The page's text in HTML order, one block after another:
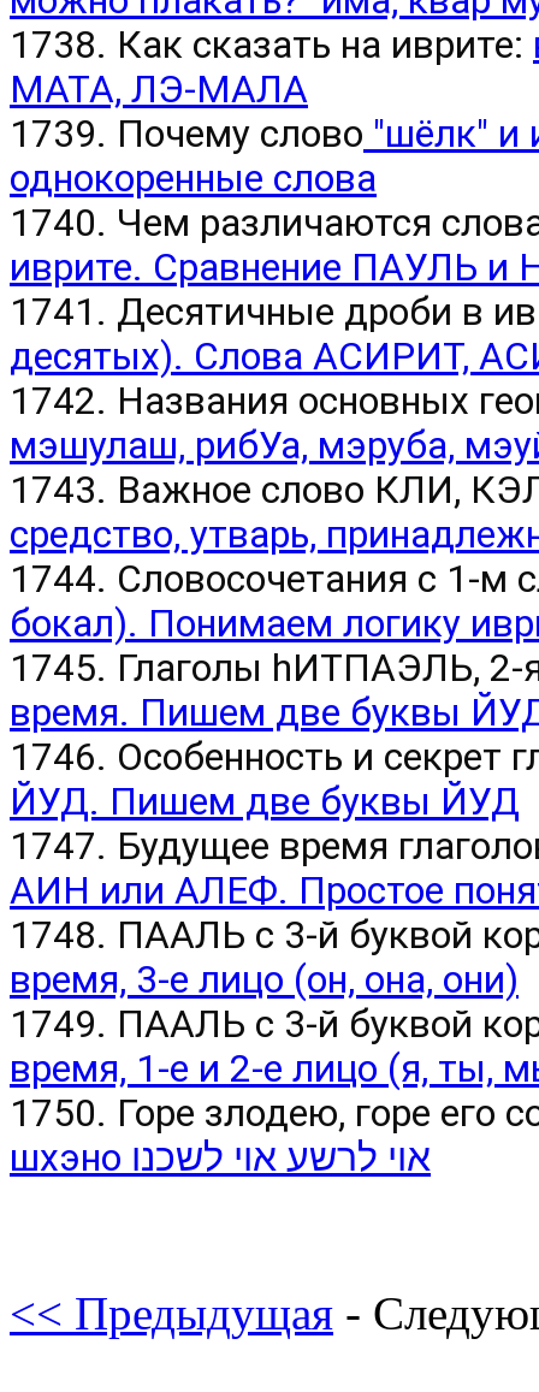
1738. Как сказать на иврите:
МАТА, ЛЭ-МАЛА
1739. Почему слово "шёлк" и
однокоренные слова
1740. Чем различаются
иврите. Сравнение ПАУЛЬ
1741. Десятичные дроби в
десятых). Слова АСИРИТ,
1742. Названия основных
мэшулаш, рибУа, мэруба,
1743. Важное слово КЛИ,
средство, утварь,
1744. Словосочетания с 1-м
бокал). Понимаем логику
1745. Глаголы hИТПАЭЛЬ, 2-
время. Пишем две буквы
1746. Особенность и секрет
ЙУД. Пишем две буквы ЙУД
1747. Будущее время
АИН или АЛЕФ. Простое
1748. ПААЛЬ с 3-й буквой
время, 3-е лицо (он, она, они)
1749. ПААЛЬ с 3-й буквой
время, 1-е и 2-е лицо (я, ты,
1750. Горе злодею, горе его
шхэно אוי לרשע אוי לשכנו
<< Предыдущая -